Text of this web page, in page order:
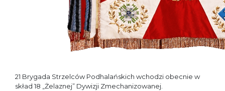
21 Brygada Strzelców Podhalańskich wchodzi obecnie w
skład 18 „Żelaznej” Dywizji Zmechanizowanej.